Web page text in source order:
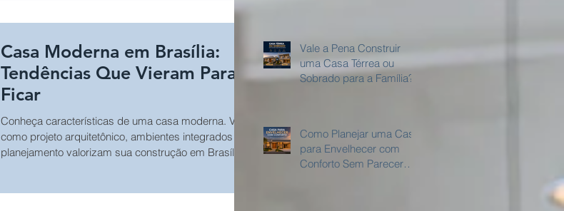
rotina da família pode mudar ao longo dos anos. Um
todas as fases da vida, proporcionando conforto
para crianças, adultos, idosos e pessoas com mo
Casa Moderna em Brasília:
Tendências Que Vieram Para
Ficar
Conheça características de uma casa moderna. Veja
como projeto arquitetônico, ambientes integrados e
planejamento valorizam sua construção em Brasília.
Vale a Pena Construir
uma Casa Térrea ou
Sobrado para a Família?
Como Planejar uma Casa
para Envelhecer com
Conforto Sem Parecer